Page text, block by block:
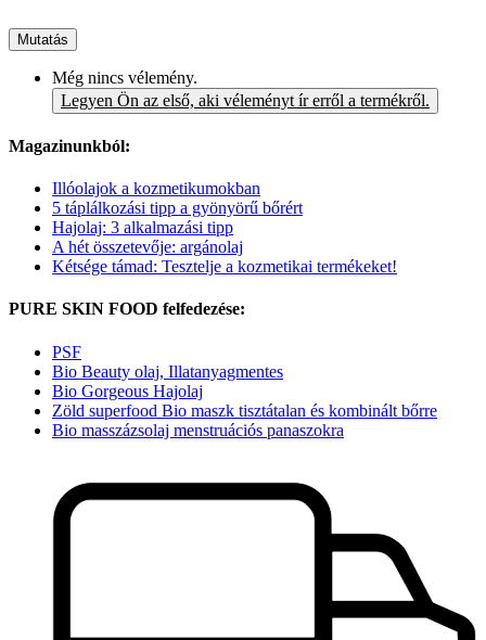
Mutatás
Még nincs vélemény.
Legyen Ön az első, aki véleményt ír erről a termékről.
Magazinunkból:
Illóolajok a kozmetikumokban
5 táplálkozási tipp a gyönyörű bőrért
Hajolaj: 3 alkalmazási tipp
A hét összetevője: argánolaj
Kétsége támad: Tesztelje a kozmetikai termékeket!
PURE SKIN FOOD felfedezése:
PSF
Bio Beauty olaj, Illatanyagmentes
Bio Gorgeous Hajolaj
Zöld superfood Bio maszk tisztátalan és kombinált bőrre
Bio masszázsolaj menstruációs panaszokra